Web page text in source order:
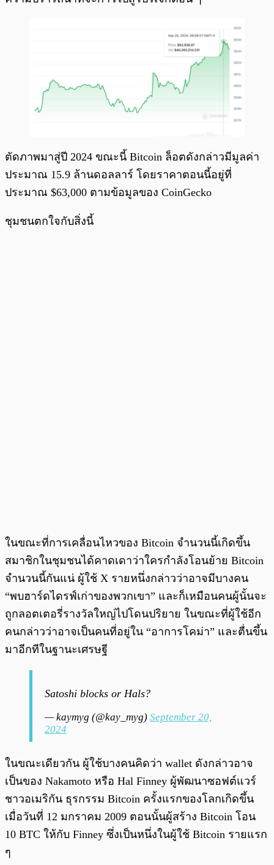
ตัดภาพมาสู่ปี 2024 ขณะนี้ Bitcoin ล็อตดังกล่าวมีมูลค่า
ประมาณ 15.9 ล้านดอลลาร์ โดยราคาตอนนี้อยู่ที่
ประมาณ $63,000 ตามข้อมูลของ CoinGecko
ชุมชนตกใจกับสิ่งนี้
ในขณะที่การเคลื่อนไหวของ Bitcoin จำนวนนี้เกิดขึ้น
สมาชิกในชุมชนได้คาดเดาว่าใครกำลังโอนย้าย Bitcoin
จำนวนนี้กันแน่ ผู้ใช้ X รายหนึ่งกล่าวว่าอาจมีบางคน
“พบฮาร์ดไดรฟ์เก่าของพวกเขา” และก็เหมือนคนผู้นั้นจะ
ถูกลอตเตอรี่รางวัลใหญ่ไปโดนปริยาย ในขณะที่ผู้ใช้อีก
คนกล่าวว่าอาจเป็นคนที่อยู่ใน “อาการโคม่า” และตื่นขึ้น
มาอีกทีในฐานะเศรษฐี
Satoshi blocks or Hals?
— kaymyg (@kay_myg) September 20,
2024
ในขณะเดียวกัน ผู้ใช้บางคนคิดว่า wallet ดังกล่าวอาจ
เป็นของ Nakamoto หรือ Hal Finney ผู้พัฒนาซอฟต์แวร์
ชาวอเมริกัน ธุรกรรม Bitcoin ครั้งแรกของโลกเกิดขึ้น
เมื่อวันที่ 12 มกราคม 2009 ตอนนั้นผู้สร้าง Bitcoin โอน
10 BTC ให้กับ Finney ซึ่งเป็นหนึ่งในผู้ใช้ Bitcoin รายแรก
ๆ